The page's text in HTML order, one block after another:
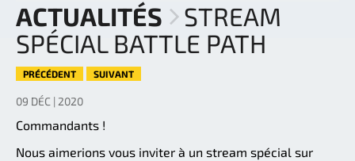
ACTUALITÉS
STREAM
SPÉCIAL BATTLE PATH
PRÉCÉDENT SUIVANT
09 DÉC | 2020
Commandants !
Nous aimerions vous inviter à un stream spécial sur